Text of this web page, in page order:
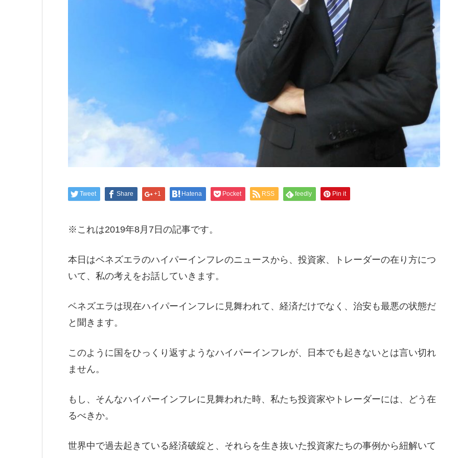
Tweet Share +1 Hatena Pocket RSS feedly Pin it
※これは2019年8月7日の記事です。
本日はベネズエラのハイパーインフレのニュースから、投資家、トレーダーの在り方につ
いて、私の考えをお話していきます。
ベネズエラは現在ハイパーインフレに見舞われて、経済だけでなく、治安も最悪の状態だ
と聞きます。
このように国をひっくり返すようなハイパーインフレが、日本でも起きないとは言い切れ
ません。
もし、そんなハイパーインフレに見舞われた時、私たち投資家やトレーダーには、どう在
るべきか。
世界中で過去起きている経済破綻と、それらを生き抜いた投資家たちの事例から紐解いて